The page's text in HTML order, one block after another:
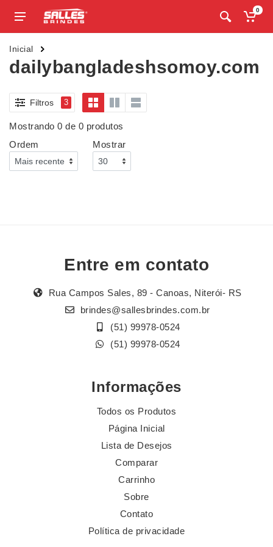
0
Inicial
dailybangladeshsomoy.com
Filtros 3
Mostrando 0 de 0 produtos
Ordem
Mostrar
Entre em contato
Rua Campos Sales, 89 - Canoas, Niterói- RS
brindes@sallesbrindes.com.br
(51) 99978-0524
(51) 99978-0524
Informações
Todos os Produtos
Página Inicial
Lista de Desejos
Comparar
Carrinho
Sobre
Contato
Política de privacidade